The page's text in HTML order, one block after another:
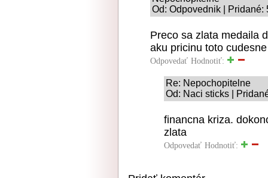
Od: Odpovednik | Pridané:
Preco sa zlata medaila
aku pricinu toto
Odpovedať Hodnotiť:
Re: Nepochopitelne
Od: Naci sticks |
financna kriza.
zlata
Odpovedať Hodnotiť: